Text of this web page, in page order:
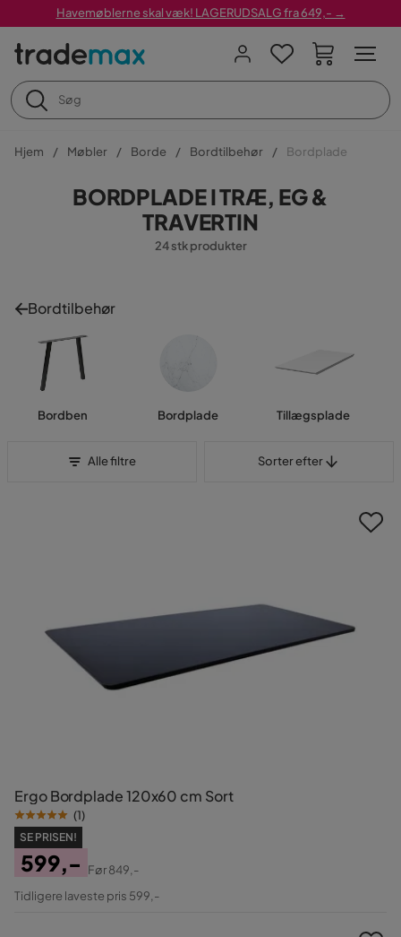
Havemøblerne skal væk! LAGERUDSALG fra 649,- →
Hjem Møbler Borde Bordtilbehør Bordplade
BORDPLADE I TRÆ, EG &
TRAVERTIN
24 stk produkter
Bordtilbehør
Bordben Bordplade Tillægsplade
Alle filtre Sorter efter
Ergo Bordplade 120x60 cm Sort
(1)
SE PRISEN!
Pris
599,-
Original
Før849,-
Tidligere laveste pris 599,-